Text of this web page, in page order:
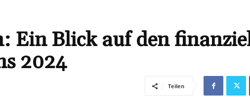
Ein Blick auf den
2024
Teilen